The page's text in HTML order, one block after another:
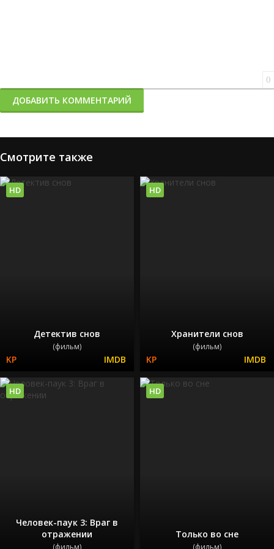
0
ДОБАВИТЬ КОММЕНТАРИЙ
Смотрите также
Детектив снов
(фильм)
HD
Хранители снов
(фильм)
HD
Человек-паук 3: Враг в
отражении
(фильм)
HD
Только во сне
(фильм)
HD